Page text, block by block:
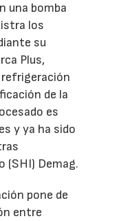
una bomba
los
su
Plus,
de la
es
y ya ha sido
(SHI) Demag.
pone de
entre